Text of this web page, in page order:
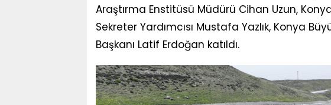
Araştırma Enstitüsü Müdürü Cihan Uzun,
Sekreter Yardımcısı Mustafa Yazlık, Konya
Başkanı Latif Erdoğan katıldı.